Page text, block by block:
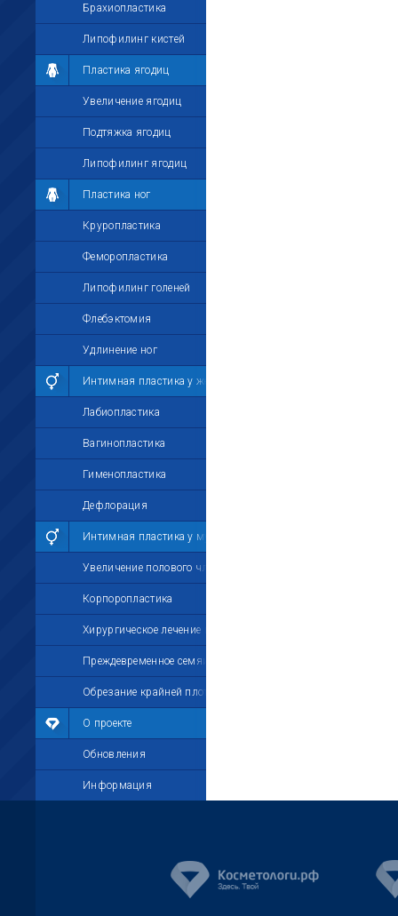
Брахиопластика
Липофилинг кистей
Пластика ягодиц
Увеличение ягодиц
Подтяжка ягодиц
Липофилинг ягодиц
Пластика ног
Круропластика
Феморопластика
Липофилинг голеней
Флебэктомия
Удлинение ног
Интимная пластика у женщин
Лабиопластика
Вагинопластика
Гименопластика
Дефлорация
Интимная пластика у мужчин
Увеличение полового члена
Корпоропластика
Хирургическое лечение импотенции
Преждевременное семяизвержение
Обрезание крайней плоти
О проекте
Обновления
Информация